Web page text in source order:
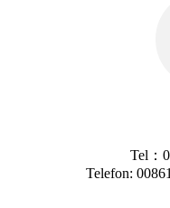
Tel：
Telefon: